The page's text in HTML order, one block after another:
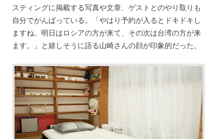
スティングに掲載する写真や文章、ゲストとのやり取りも
自分でがんばっている。「やはり予約が入るとドキドキし
ますね。明日はロシアの方が来て、その次は台湾の方が来
ます。」と嬉しそうに語る山崎さんの顔が印象的だった。